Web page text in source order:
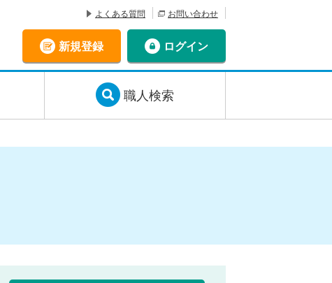
よくある質問 お問い合わせ
新規登録 ログイン
職人検索